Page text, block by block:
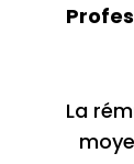
La